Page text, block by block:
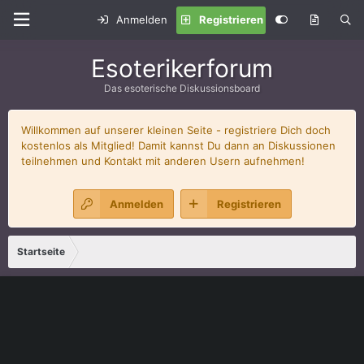
Anmelden Registrieren
Esoterikerforum
Das esoterische Diskussionsboard
Willkommen auf unserer kleinen Seite - registriere Dich doch
kostenlos als Mitglied! Damit kannst Du dann an Diskussionen
teilnehmen und Kontakt mit anderen Usern aufnehmen!
Anmelden Registrieren
Startseite